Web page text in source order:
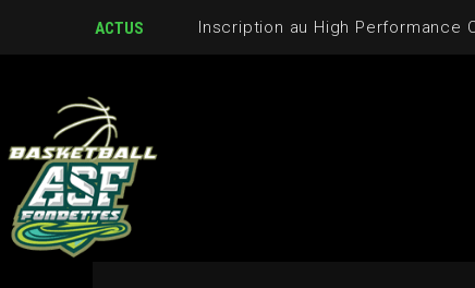
ACTUS Journées de détection U17M et